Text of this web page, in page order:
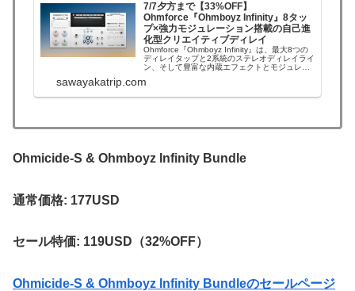
7/7夕方まで【33%OFF】
Ohmforce『Ohmboyz Infinity』8タッ
プ×強力モジュレーション搭載の自己進
化型クリエイティブディレイ
Ohmforce『Ohmboyz Infinity』は、最大8つの
ディレイタップと2系統のステレオディレイライ
ン、そして豊富な内蔵エフェクトとモジュレー
ディレイプラグインです。Ohmforceの得意とす
sawayakatrip.com
Ohmicide-S & Ohmboyz Infinity Bundle
通常価格: 177USD
セール特価: 119USD（32%OFF）
Ohmicide-S & Ohmboyz Infinity Bundleのセールページ